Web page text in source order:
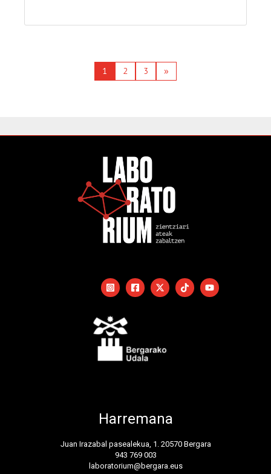
1 2 3 »
Harremana
Juan Irazabal pasealekua, 1. 20570 Bergara
943 769 003
laboratorium@bergara.eus